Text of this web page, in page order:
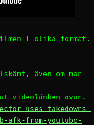
i olika format.
även om man
videolänken ovan.
uses-takedowns-
afk-from-youtube-